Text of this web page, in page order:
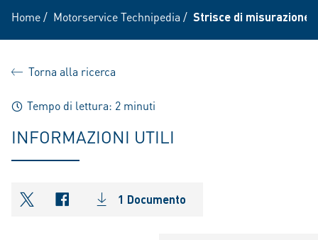
Home/ Motorservice Technipedia / Strisce di misurazione
Torna alla ricerca
Tempo di lettura: 2 minuti
INFORMAZIONI UTILI
shareOntwitter
shareOnfacebook
1 Documento